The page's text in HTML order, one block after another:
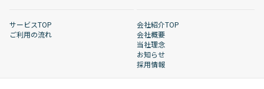
サービスTOP
ご利用の流れ
会社紹介TOP
会社概要
当社理念
お知らせ
採用情報